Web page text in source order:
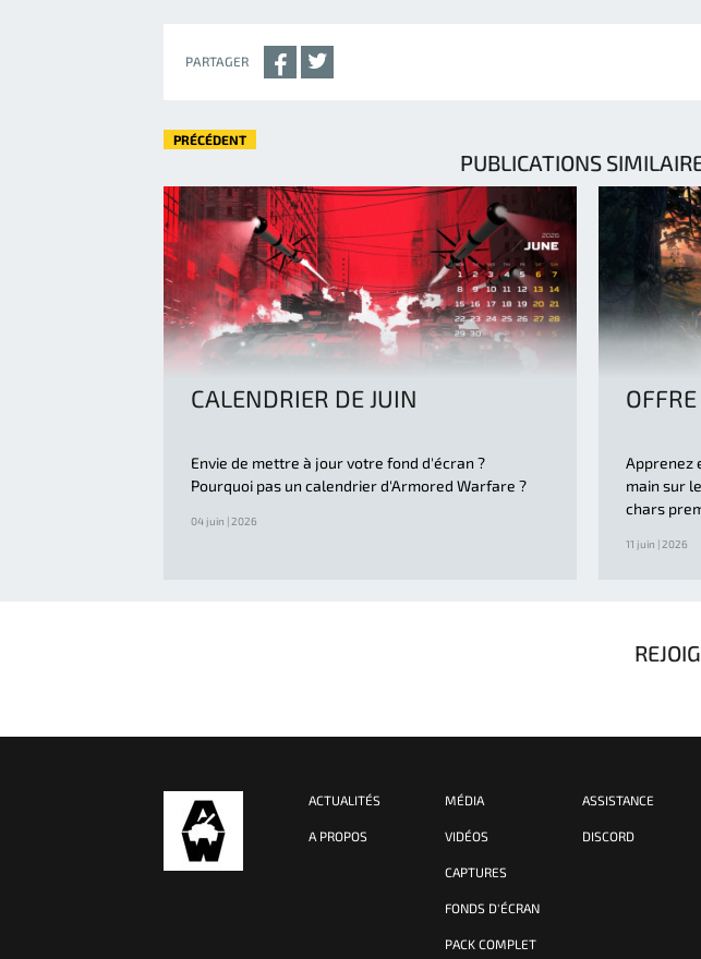
PARTAGER
PRÉCÉDENT
PUBLICATIONS
CALENDRIER DE JUIN
Envie de mettre à jour votre fond d'écran ?
Pourquoi pas un calendrier d'Armored Warfare ?
04 juin | 2026
Apprenez
main sur
chars
11 juin | 2026
ACTUALITÉS
A PROPOS
MÉDIA
VIDÉOS
CAPTURES
FONDS D'ÉCRAN
PACK COMPLET
ASSISTANCE
DISCORD